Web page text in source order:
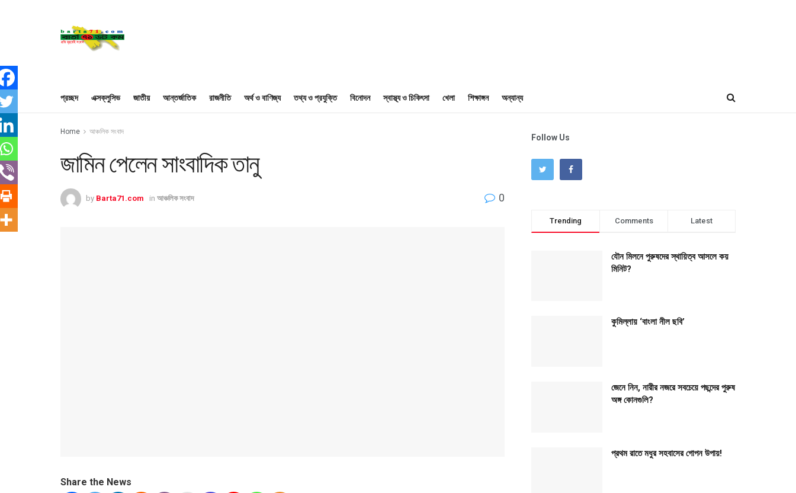
প্রচ্ছদ এক্সক্লুসিভ জাতীয় আন্তর্জাতিক রাজনীতি অর্থ ও বাণিজ্য তথ্য ও প্রযুক্তি বিনোদন স্বাস্থ্য ও চিকিৎসা খেলা শিক্ষাঙ্গন অন্যান্য
Home আঞ্চলিক সংবাদ
জামিন পেলেন সাংবাদিক তানু
by Barta71.com in আঞ্চলিক সংবাদ 0
Share the News
Follow Us
Trending Comments Latest
যৌন মিলনে পুরুষদের স্থায়িত্ব আসলে কয়
মিনিট?
কুমিল্লায় ‘বাংলা নীল ছবি’
জেনে নিন, নারীর নজরে সবচেয়ে পছন্দের পুরুষ
অঙ্গ কোনগুলি?
প্রথম রাতে মধুর সহবাসের গোপন উপায়!